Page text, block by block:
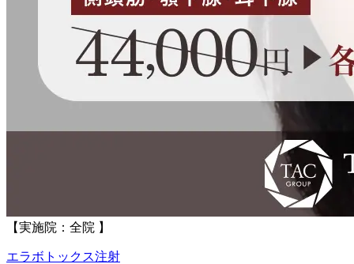
【実施院：全院 】
エラボトックス注射